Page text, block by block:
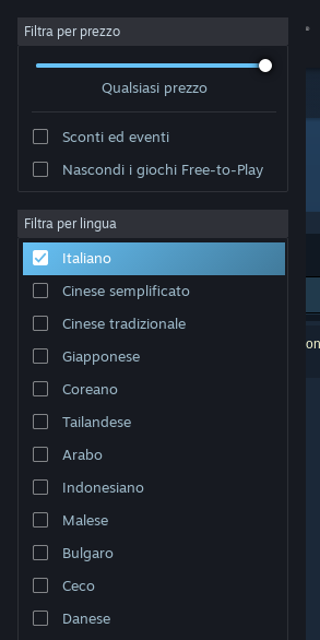
Accedi
Informazioni
Assistenza
Cambia la lingua
Ottieni l'app mobile di Steam
Visualizza il sito web per desktop
Filtra per prezzo
Qualsiasi prezzo
Sconti ed eventi
Nascondi i giochi Free-to-Play
Filtra per lingua
Italiano
Cinese semplificato
Cinese tradizionale
Giapponese
Coreano
Tailandese
Arabo
Indonesiano
Malese
Bulgaro
Ceco
Danese
Sviluppatore: ashpdewan
Ordina per Rilevanza
0 risultati corrispondono alla tua ricerca. 2 titoli
in base alle tue preferenze.